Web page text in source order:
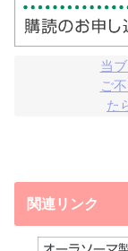
当
ご
た
関連リンク